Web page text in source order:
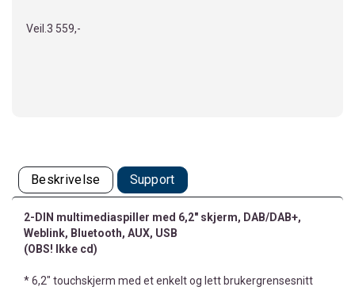
Veil. 3 559,-
Beskrivelse Support
2-DIN multimediaspiller med 6,2" skjerm, DAB/DAB+,
Weblink, Bluetooth, AUX, USB
(OBS! Ikke cd)
* 6,2" touchskjerm med et enkelt og lett brukergrensesnitt